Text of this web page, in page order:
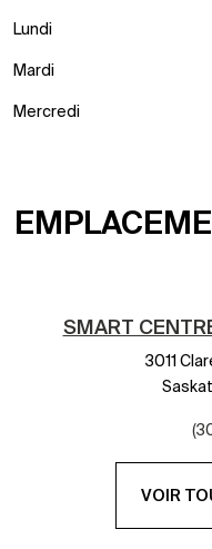
Lundi
Mardi
Mercredi
SMART
3011
VOIR